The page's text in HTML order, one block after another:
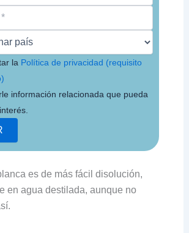
la Política de privacidad (requisito
información relacionada que pueda
es de más fácil disolución,
en agua destilada, aunque no